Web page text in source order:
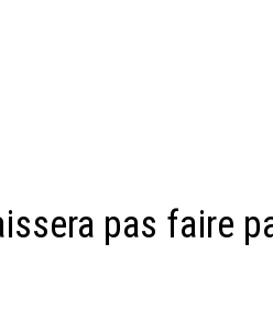
pas faire